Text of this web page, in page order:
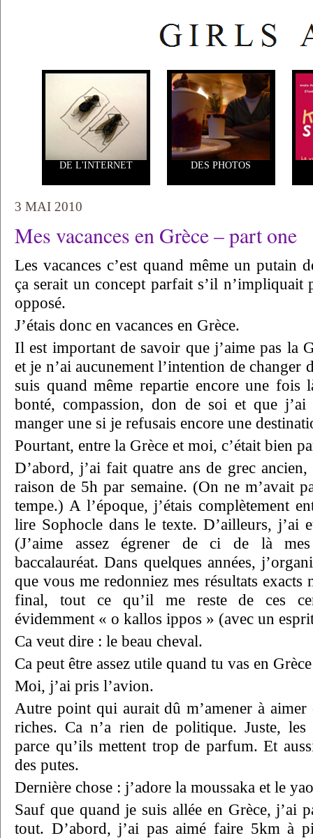
DE L'INTERNET DES PHOTOS
3 MAI 2010
Mes vacances en Grèce – part one
Les vacances c’est quand même un
ça serait un concept parfait s’il n’impliquait
opposé.
J’étais donc en vacances en Grèce.
Il est important de savoir que j’aime pas la
et je n’ai aucunement l’intention de changer
suis quand même repartie encore une fois
bonté, compassion, don de soi et que j’ai
manger une si je refusais encore une
Pourtant, entre la Grèce et moi, c’était bien
D’abord, j’ai fait quatre ans de grec
raison de 5h par semaine. (On ne m’avait
tempe.) A l’époque, j’étais complètement
lire Sophocle dans le texte. D’ailleurs, j’ai
(J’aime assez égrener de ci de là
baccalauréat. Dans quelques années,
que vous me redonniez mes résultats exacts
final, tout ce qu’il me reste de ces
évidemment « o kallos ippos » (avec un
Ca veut dire : le beau cheval.
Ca peut être assez utile quand tu vas en
Moi, j’ai pris l’avion.
Autre point qui aurait dû m’amener à aimer
riches. Ca n’a rien de politique. Juste, les
parce qu’ils mettent trop de parfum. Et
des putes.
Dernière chose : j’adore la moussaka et le
Sauf que quand je suis allée en Grèce, j’ai
tout. D’abord, j’ai pas aimé faire 5km à